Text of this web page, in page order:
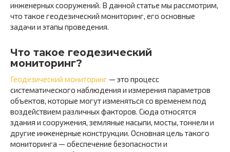
инженерных сооружений. В данной статье мы рассмотрим,
что такое геодезический мониторинг, его основные
задачи и этапы проведения.
Что такое геодезический
мониторинг?
Геодезический мониторинг — это процесс
систематического наблюдения и измерения параметров
объектов, которые могут изменяться со временем под
воздействием различных факторов. Сюда относятся
здания и сооружения, земляные насыпи, мосты, тоннели и
другие инженерные конструкции. Основная цель такого
мониторинга — обеспечение безопасности и